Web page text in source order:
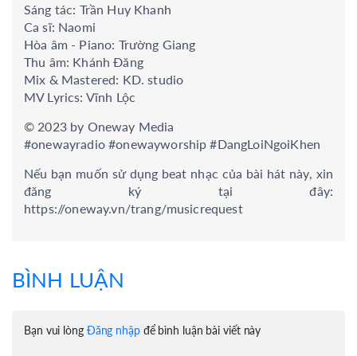
Sáng tác: Trần Huy Khanh
Ca sĩ: Naomi
Hòa âm - Piano: Trường Giang
Thu âm: Khánh Đăng
Mix & Mastered: KD. studio
MV Lyrics: Vĩnh Lộc
© 2023 by Oneway Media
#onewayradio #onewayworship #DangLoiNgoiKhen
Nếu bạn muốn sử dụng beat nhạc của bài hát này, xin
đăng ký tại đây:
https://oneway.vn/trang/musicrequest
BÌNH LUẬN
Bạn vui lòng Đăng nhậpđể bình luận bài viết này